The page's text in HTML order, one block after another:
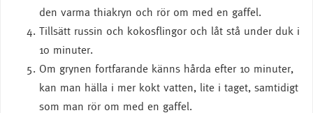
den varma thiakryn och rör om med en gaffel.
Tillsätt russin och kokosflingor och låt stå under duk i
10 minuter.
Om grynen fortfarande känns hårda efter 10 minuter,
kan man hälla i mer kokt vatten, lite i taget, samtidigt
som man rör om med en gaffel.